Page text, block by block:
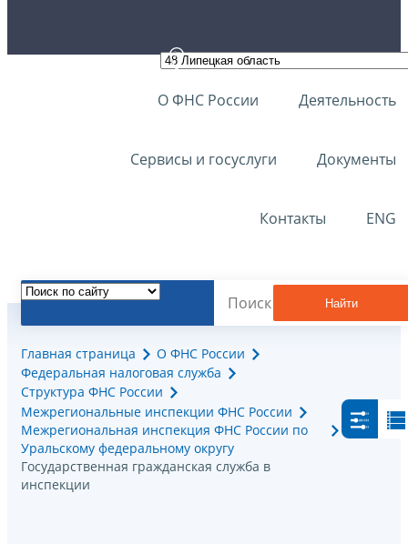
О ФНС России Деятельность
Сервисы и госуслуги Документы
Контакты ENG
Найти
Главная страница
О ФНС России
Федеральная налоговая служба
Структура ФНС России
Межрегиональные инспекции ФНС России
Межрегиональная инспекция ФНС России по
Уральскому федеральному округу
Государственная гражданская служба в
инспекции